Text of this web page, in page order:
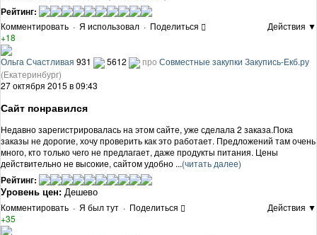
Рейтинг:
Комментировать · Я использовал · Поделиться
Действия ▼
+18
Ольга Счастливая 931 5612 про Совместные закупки Закупись-Екб.ру
(Екатеринбург)
27 октября 2015 в 09:43
Сайт понравился
Недавно зарегистрировалась на этом сайте, уже сделала 2 заказа.Пока
заказы не дорогие, хочу проверить как это работает. Предложений там очень
много, кто только чего не предлагает, даже продукты питания. Цены
действительно не высокие, сайтом удобно ...(читать далее)
Рейтинг:
Уровень цен: Дешево
Комментировать · Я был тут · Поделиться
Действия ▼
+35